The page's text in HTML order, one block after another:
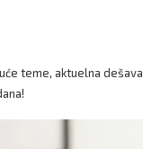
teme, aktuelna